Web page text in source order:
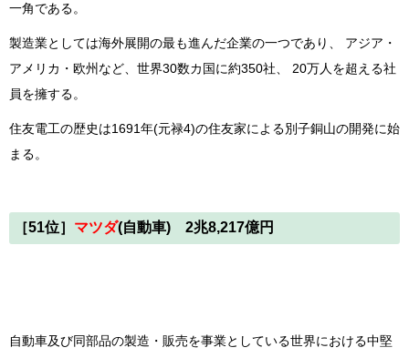
一角である。
製造業としては海外展開の最も進んだ企業の一つであり、 アジア・
アメリカ・欧州など、世界30数カ国に約350社、 20万人を超える社
員を擁する。
住友電工の歴史は1691年(元禄4)の住友家による別子銅山の開発に始
まる。
［51位］ マツダ(自動車) 2兆8,217億円
自動車及び同部品の製造・販売を事業としている世界における中堅